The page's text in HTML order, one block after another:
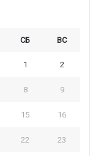
СБ ВС
1 2
8 9
15 16
22 23